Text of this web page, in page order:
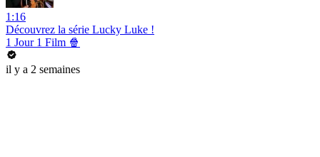
1:16
Découvrez la série Lucky Luke !
1 Jour 1 Film 🍿
il y a 2 semaines